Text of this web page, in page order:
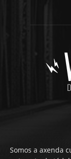
Somos a axenda